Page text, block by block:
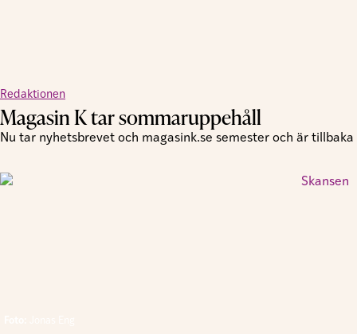
Redaktionen
Magasin K tar sommaruppehåll
Nu tar nyhetsbrevet och magasink.se semester och är